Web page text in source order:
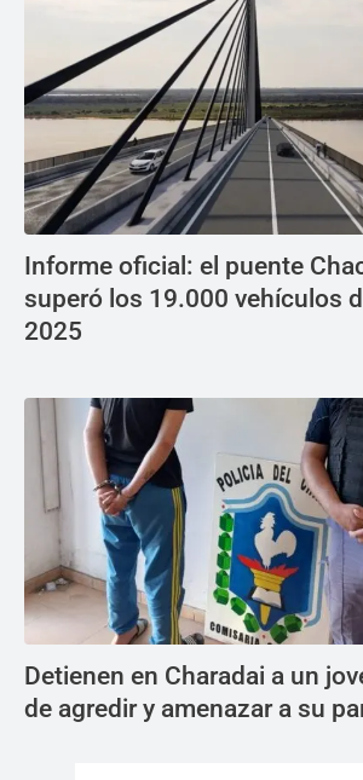
Informe oficial: el puente
superó los 19.000 vehículos
2025
Detienen en Charadai a un
de agredir y amenazar a su